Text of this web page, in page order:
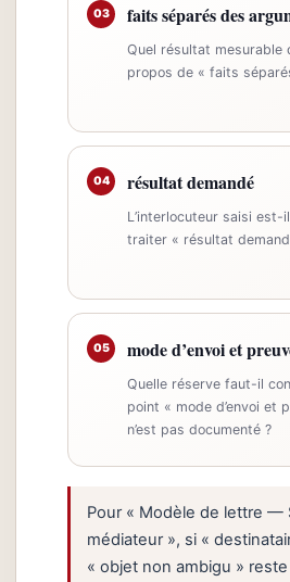
03 faits séparés des
Quel résultat mesurable
propos de « faits
04 résultat demandé
L’interlocuteur saisi
traiter « résultat
05 mode d’envoi et
Quelle réserve faut-il
point « mode d’envoi et
n’est pas documenté ?
Pour « Modèle de lettre —
médiateur », si «
« objet non ambigu »